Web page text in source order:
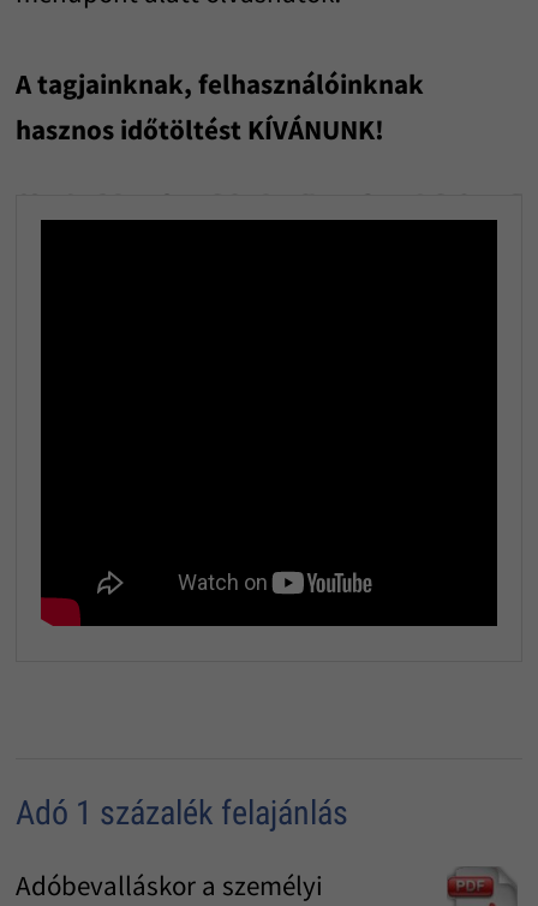
A tagjainknak, felhasználóinknak
hasznos időtöltést KÍVÁNUNK!
Adó 1 százalék felajánlás
Adóbevalláskor a személyi